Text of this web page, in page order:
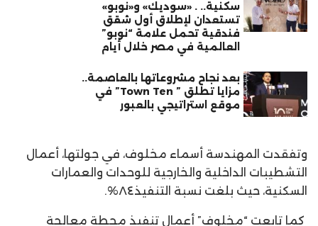
سكنية.. . «سوديك» و«نوبو»
تستعدان لإطلاق أول شقق
فندقية تحمل علامة “نوبو”
العالمية في مصر خلال أيام
بعد نجاح مشروعاتها بالعاصمة..
مزايا تطلق ” Town Ten” في
موقع استراتيجي بالعبور
وتفقدت المهندسة أسماء مخلوف، في جولتها، أعمال
التشطيبات الداخلية والخارجية للوحدات والعمارات
السكنية، حيث بلغت نسبة التنفيذ٨٤%.
كما تابعت “مخلوف” أعمال تنفيذ محطة معالجة